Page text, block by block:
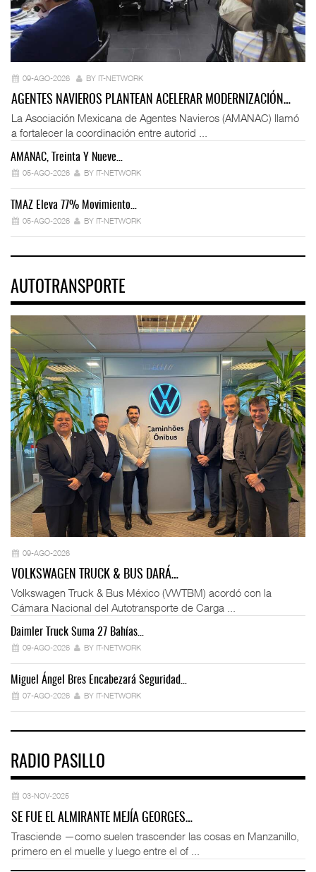
09-AGO-2026 BY IT-NETWORK
AGENTES NAVIEROS PLANTEAN ACELERAR MODERNIZACIÓN…
La Asociación Mexicana de Agentes Navieros (AMANAC) llamó
a fortalecer la coordinación entre autorid ...
AMANAC, Treinta Y Nueve…
05-AGO-2026 BY IT-NETWORK
TMAZ Eleva 77% Movimiento…
05-AGO-2026 BY IT-NETWORK
AUTOTRANSPORTE
09-AGO-2026
VOLKSWAGEN TRUCK & BUS DARÁ…
Volkswagen Truck & Bus México (VWTBM) acordó con la
Cámara Nacional del Autotransporte de Carga ...
Daimler Truck Suma 27 Bahías…
09-AGO-2026 BY IT-NETWORK
Miguel Ángel Bres Encabezará Seguridad…
07-AGO-2026 BY IT-NETWORK
RADIO PASILLO
03-NOV-2025
SE FUE EL ALMIRANTE MEJÍA GEORGES…
Trasciende —como suelen trascender las cosas en Manzanillo,
primero en el muelle y luego entre el of ...